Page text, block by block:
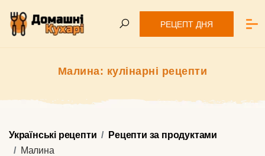
РЕЦЕПТ ДНЯ
Малина: кулінарні рецепти
Українські рецепти
Рецепти за продуктами
Малина